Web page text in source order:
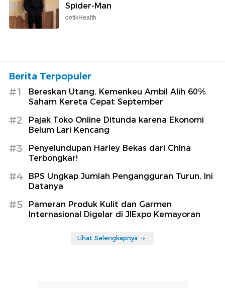
Spider-Man
detikHealth
Berita Terpopuler
#1
Bereskan Utang, Kemenkeu Ambil Alih 60%
Saham Kereta Cepat September
#2
Pajak Toko Online Ditunda karena Ekonomi
Belum Lari Kencang
#3
Penyelundupan Harley Bekas dari China
Terbongkar!
#4
BPS Ungkap Jumlah Pengangguran Turun, Ini
Datanya
#5
Pameran Produk Kulit dan Garmen
Internasional Digelar di JIExpo Kemayoran
Lihat Selengkapnya